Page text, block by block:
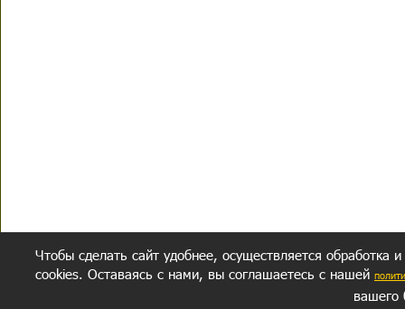
Чтобы сделать сайт удобнее, осуществляется обработка
cookies. Оставаясь с нами, вы соглашаетесь с нашей
вашего